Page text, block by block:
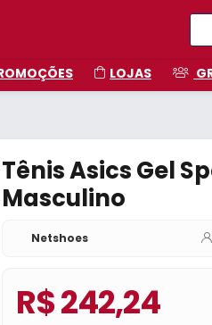
LOJAS
Tênis Asics Gel
Masculino
Netshoes
R$ 242,24